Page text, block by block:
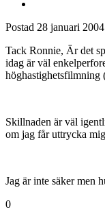
Postad 28 januari 2004
Tack Ronnie, Är det
idag är väl
höghastighetsfilmning
Skillnaden är väl
om jag får uttrycka
Jag är inte säker men
0